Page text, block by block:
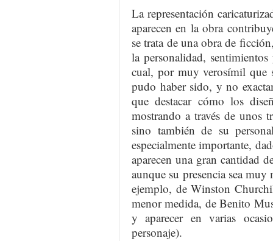
La representación
aparecen en la obra
se trata de una obra de
la personalidad,
cual, por muy verosímil que
pudo haber sido, y no
que destacar cómo los
mostrando a través de unos
sino también de su
especialmente importante,
aparecen una gran cantidad
aunque su presencia sea
ejemplo, de Winston
menor medida, de Benito
y aparecer en varias
personaje).